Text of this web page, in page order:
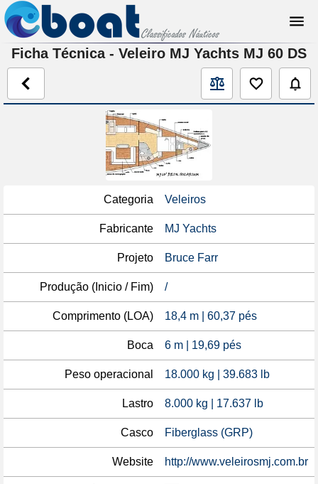
Ficha Técnica - Veleiro MJ Yachts MJ 60 DS
Categoria Veleiros
Fabricante MJ Yachts
Projeto Bruce Farr
Produção (Inicio / Fim) /
Comprimento (LOA) 18,4 m | 60,37 pés
Boca 6 m | 19,69 pés
Peso operacional 18.000 kg | 39.683 lb
Lastro 8.000 kg | 17.637 lb
Casco Fiberglass (GRP)
Website http://www.veleirosmj.com.br